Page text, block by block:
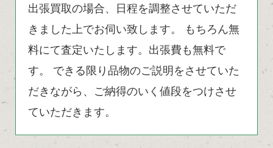
出張買取の場合、日程を調整させていただ
きました上でお伺い致します。 もちろん無
料にて査定いたします。出張費も無料で
す。 できる限り品物のご説明をさせていた
だきながら、ご納得のいく値段をつけさせ
ていただきます。